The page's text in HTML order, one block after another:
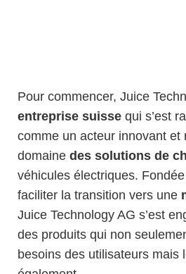
Pour commencer, Juice
entreprise suisse qui s’est
comme un acteur innovant et
domaine des solutions de
véhicules électriques.
faciliter la transition vers une
Juice Technology AG s’est
des produits qui non
besoins des utilisateurs mais